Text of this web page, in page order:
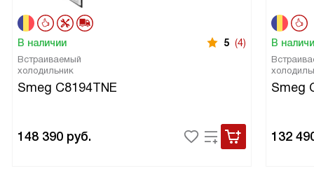
В наличии 5 (4)
Встраиваемый
холодильник
Smeg C8194TNE
148 390 руб.
В
Smeg
132